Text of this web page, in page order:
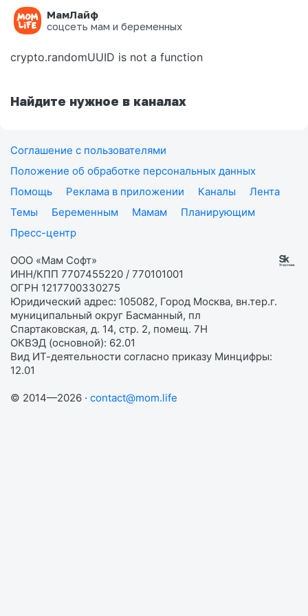
МамЛайф
соцсеть мам и беременных
Ошибка на странице
crypto.randomUUID is not a function
Найдите нужное в каналах
Соглашение с пользователями
Положение об обработке персональных данных
Помощь
Реклама в приложении Каналы
Лента
Темы
Беременным Мамам
Планирующим
Пресс-центр
ООО «Мам Софт»
ИНН/КПП 7707455220 / 770101001
ОГРН 1217700330275
Юридический адрес: 105082, Город Москва, вн.тер.г.
муниципальный округ Басманный, пл
Спартаковская, д. 14, стр. 2, помещ. 7Н
ОКВЭД (основной): 62.01
Вид ИТ-деятельности согласно приказу Минцифры:
12.01
© 2014—2026 · contact@mom.life